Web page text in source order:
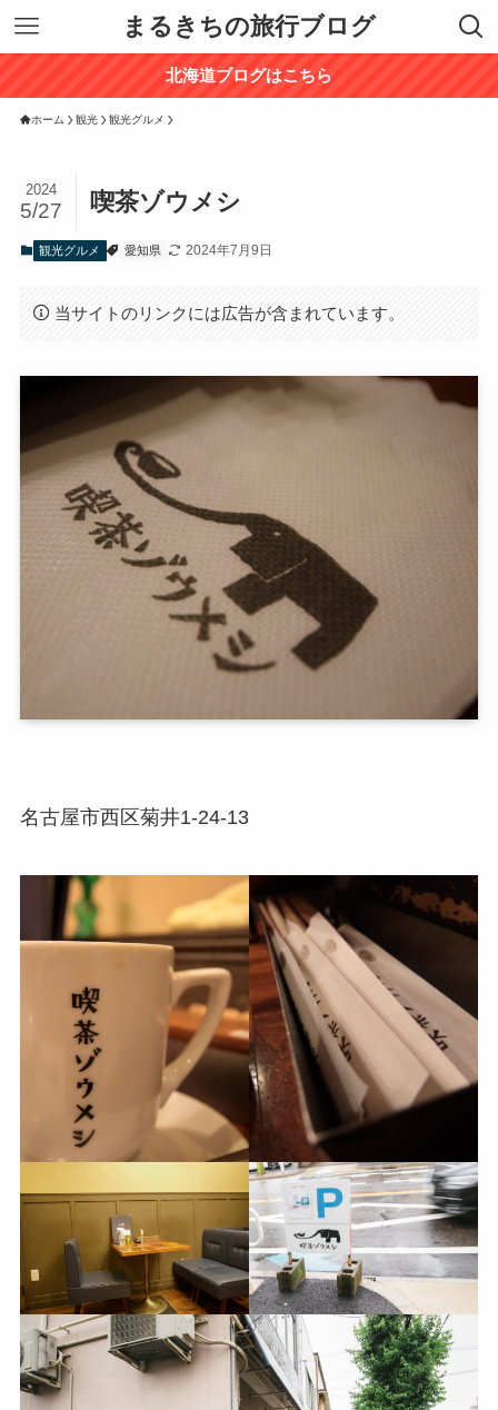
まるきちの旅行ブログ
北海道ブログはこちら
ホーム 観光 観光グルメ
喫茶ゾウメシ
2024
5/27
観光グルメ 愛知県 2024年7月9日
当サイトのリンクには広告が含まれています。
名古屋市西区菊井1-24-13